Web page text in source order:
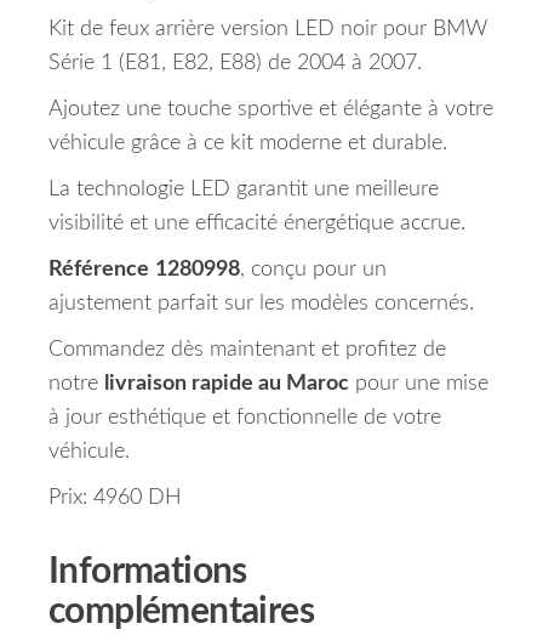
Kit de feux arrière version LED noir pour BMW
Série 1 (E81, E82, E88) de 2004 à 2007.
Ajoutez une touche sportive et élégante à votre
véhicule grâce à ce kit moderne et durable.
La technologie LED garantit une meilleure
visibilité et une efficacité énergétique accrue.
Référence 1280998, conçu pour un
ajustement parfait sur les modèles concernés.
Commandez dès maintenant et profitez de
notre livraison rapide au Maroc pour une mise
à jour esthétique et fonctionnelle de votre
véhicule.
Prix: 4960 DH
Informations
complémentaires